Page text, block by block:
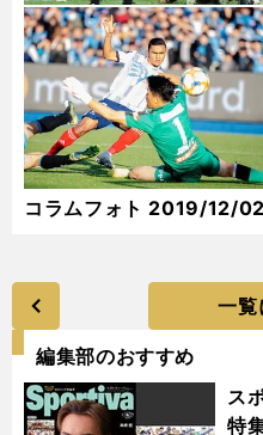
コラムフォト 2019/12/02
一覧
編集部のおすすめ
ス
特